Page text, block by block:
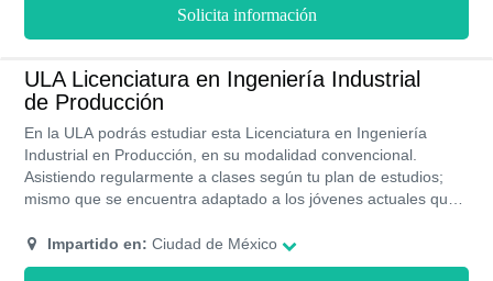
recursos innovadores para lograr resultados óptimos en las
industrias. Este posgrado se imparte de forma presencial en
una sola sede del IPN y tiene una duración máxima de dos
años y medio.
Solicita información
ULA Licenciatura en Ingeniería Industrial
de Producción
En la ULA podrás estudiar esta Licenciatura en Ingeniería
Industrial en Producción, en su modalidad convencional.
Asistiendo regularmente a clases según tu plan de estudios;
mismo que se encuentra adaptado a los jóvenes actuales que
podras registrate en la bolsa laboral de esta universidad para
garantizar en tu momento de egreso la entrada inmediata en el
Impartido en: Ciudad de México